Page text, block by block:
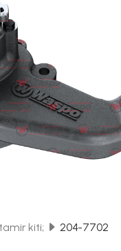
kiti; 204-7702